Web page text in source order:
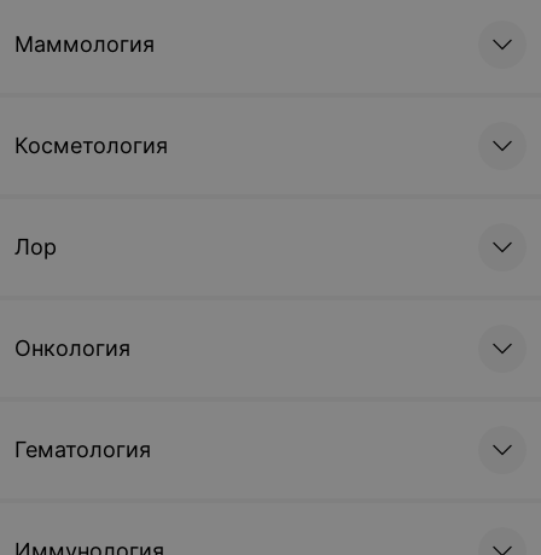
Маммология
Косметология
Лор
Онкология
Гематология